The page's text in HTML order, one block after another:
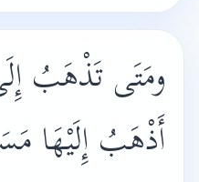
ومَتَى تَذْهَبُ
أَذْهَبُ إِلَيْهَا